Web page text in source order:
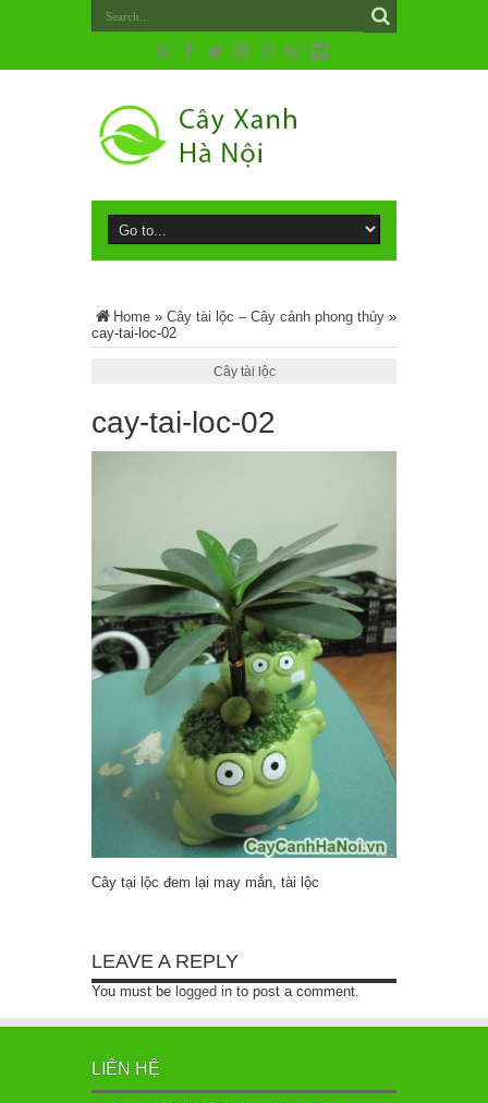
Home » Cây tài lộc – Cây cảnh phong thủy »
cay-tai-loc-02
Cây tài lộc
cay-tai-loc-02
Cây tại lộc đem lại may mắn, tài lộc
LEAVE A REPLY
You must be logged in to post a comment.
LIÊN HỆ